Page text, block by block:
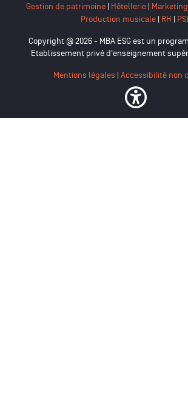
Gestion de patrimoine| Hôtellerie| Marketing
Production musicale | RH |
Copyright @ 2026 - MBA ESG est un
Etablissement privé d'enseignement
Mentions légales Accessibilité non